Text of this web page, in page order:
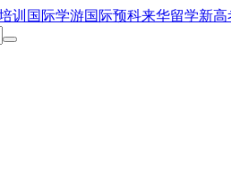
训 国际学游国际预科来华留学新高